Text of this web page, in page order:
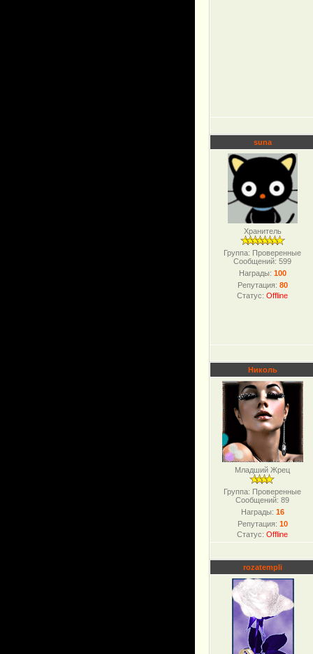
suna
Хранитель
Группа: Проверенные
Сообщений:599
Награды: 100
Репутация: 80
Статус:Offline
Николь
Младший Жрец
Группа: Проверенные
Сообщений:89
Награды: 16
Репутация: 10
Статус:Offline
rozatempli